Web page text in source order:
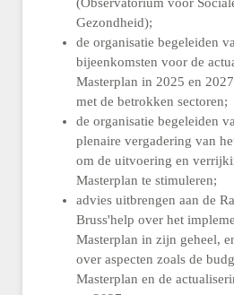
Gezondheid);
de organisatie begeleiden
bijeenkomsten voor de
Masterplan in 2025 en
met de betrokken sectoren;
de organisatie begeleiden
plenaire vergadering van
om de uitvoering en
Masterplan te stimuleren;
advies uitbrengen aan de
Bruss'help over het
Masterplan in zijn geheel,
over aspecten zoals de
Masterplan en de